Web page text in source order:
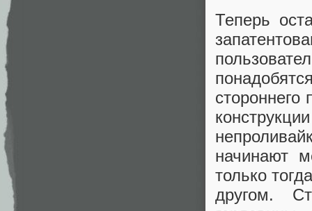
Теперь
стороннего
начинают
только
другом.